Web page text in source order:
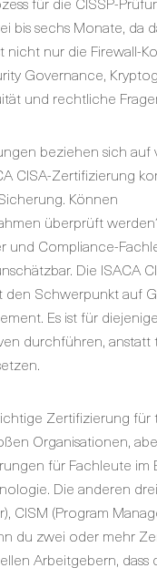
bis sechs Monate, da
nicht nur die Firewall-
Governance,
und rechtliche
beziehen sich auf
CISA-Zertifizierung
Können
überprüft
und Compliance-
Die ISACA
den Schwerpunkt auf
Es ist für
durchführen, anstatt
Zertifizierung für
Organisationen,
für Fachleute im
Die anderen
CISM (Program
du zwei oder mehr
Arbeitgebern, dass